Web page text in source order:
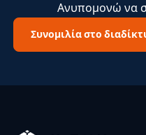
Ανυπομονώ να
Συνομιλία στο